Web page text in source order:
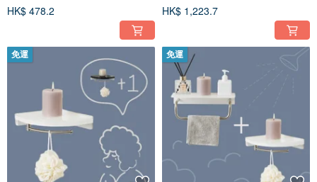
HK$ 478.2
HK$ 1,223.7
免運 免運